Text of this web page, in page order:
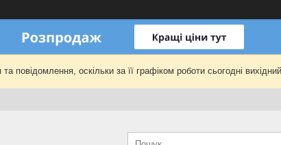
повідомлення, оскільки за її графіком роботи сьогодні